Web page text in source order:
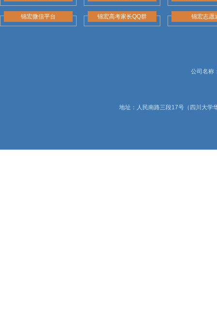
锦宏微信平台 锦宏高考家长QQ群 锦宏志愿
公司名称
地址：人民南路三段17号（四川大学